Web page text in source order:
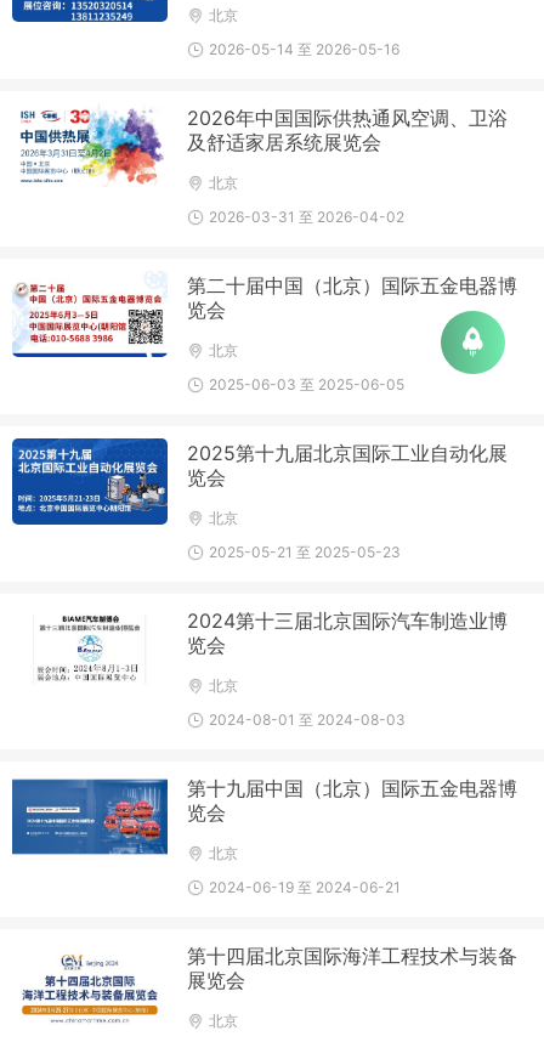
北京
2026-05-14 至 2026-05-16
2026年中国国际供热通风空调、卫浴
及舒适家居系统展览会
北京
2026-03-31 至 2026-04-02
第二十届中国（北京）国际五金电器博
览会
北京
2025-06-03 至 2025-06-05
2025第十九届北京国际工业自动化展
览会
北京
2025-05-21 至 2025-05-23
2024第十三届北京国际汽车制造业博
览会
北京
2024-08-01 至 2024-08-03
第十九届中国（北京）国际五金电器博
览会
北京
2024-06-19 至 2024-06-21
第十四届北京国际海洋工程技术与装备
展览会
北京